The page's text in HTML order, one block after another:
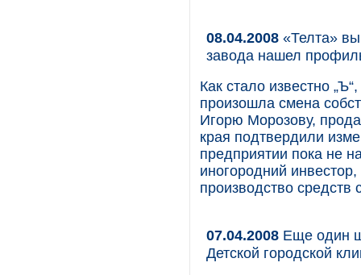
08.04.2008 «Телта»
завода нашел
Как стало известно
произошла смена
Игорю Морозову,
края подтвердили
предприятии пока не
иногородний
производство средств
07.04.2008 Еще один
Детской городской